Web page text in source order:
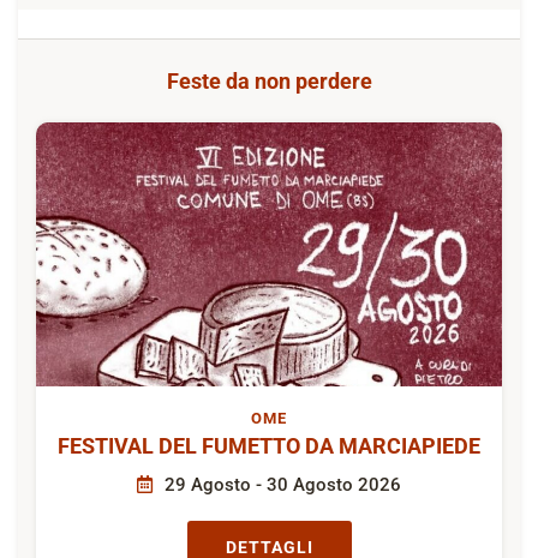
Feste da non perdere
OME
FESTIVAL DEL FUMETTO DA MARCIAPIEDE
29 Agosto - 30 Agosto 2026
DETTAGLI